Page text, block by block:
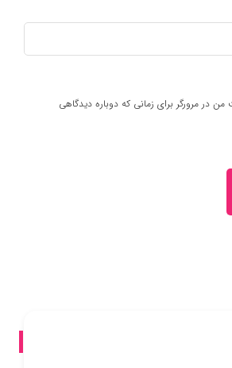
من در مرورگر برای زمانی که دوباره دیدگاهی